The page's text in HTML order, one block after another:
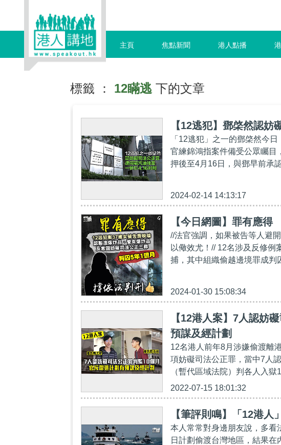
主頁 焦點新聞 港人點播
標籤 ： 12瞞逃 下的文章
【12逃犯】鄧棨然認妨
「12逃犯」之一的鄧棨然今
官練錦鴻指案件備受公眾矚目
押後至4月16日，與鄧早前承
2024-02-14 14:13:17
【今日網圖】罪有應得
//法官強調，如果被告等人避
以儆效尤！// 12名涉及反修例
捕，其中組織偷越邊境罪成判
2024-01-30 15:08:34
【12港人案】7人認妨
預謀及經計劃
12名港人前年8月涉嫌偷渡離
項妨礙司法公正罪，當中7人
（暫代區域法院）判各人入
2022-07-15 18:01:32
【筆評則鳴】「12港人
本人常常對身邊朋友說，多看
日計劃偷渡台灣地區，結果